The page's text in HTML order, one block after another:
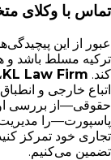
تماس با وکلای
عبور از این
ترکیه مسلط باشد و
کند. KL Law Firm
اتباع خارجی و
حقوقی—از بررسی
پاسپورت—را مدیریت
تجاری خود تمرکز
تضمین می‌کنیم.